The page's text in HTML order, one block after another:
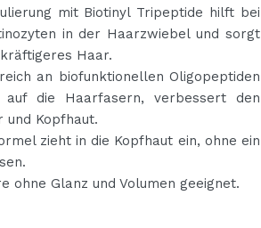
mit Biotinyl Tripeptide hilft bei
in der Haarzwiebel und sorgt
Haar.
an biofunktionellen Oligopeptiden
auf die Haarfasern, verbessert den
und Kopfhaut.
zieht in die Kopfhaut ein, ohne ein
ohne Glanz und Volumen geeignet.